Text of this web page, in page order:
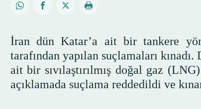
İran dün Katar’a ait bir tankere
tarafından yapılan suçlamaları
ait bir sıvılaştırılmış doğal gaz
açıklamada suçlama reddedildi ve